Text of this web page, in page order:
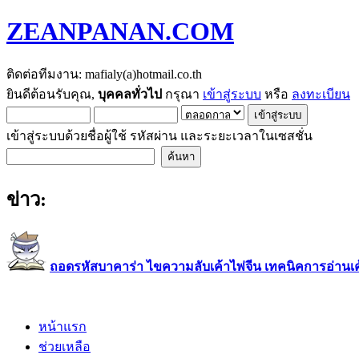
ZEANPANAN.COM
ติดต่อทีมงาน: mafialy(a)hotmail.co.th
ยินดีต้อนรับคุณ, บุคคลทั่วไป กรุณา เข้าสู่ระบบ หรือ ลงทะเบียน
เข้าสู่ระบบด้วยชื่อผู้ใช้ รหัสผ่าน และระยะเวลาในเซสชั่น
ข่าว:
ถอดรหัสบาคาร่า ไขความลับเค้าไพ่จีน เทคนิคการอ่าน
หน้าแรก
ช่วยเหลือ